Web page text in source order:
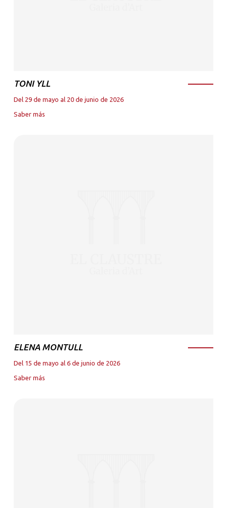
TONI YLL
Del 29 de mayo al 20 de junio de 2026
Saber más
ELENA MONTULL
Del 15 de mayo al 6 de junio de 2026
Saber más